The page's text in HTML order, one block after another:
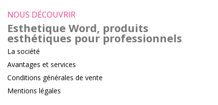
NOUS DÉCOUVRIR
Esthetique Word, produits
esthétiques pour professionnels
La société
Avantages et services
Conditions générales de vente
Mentions légales